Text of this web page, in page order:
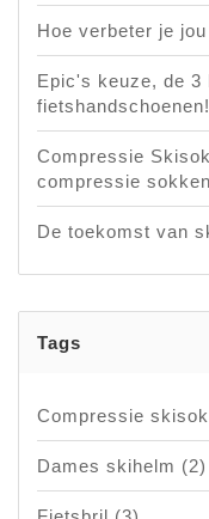
Hoe verbeter je
Epic's keuze, de 3
fietshandschoenen!
Compressie
compressie
De toekomst van
Tags
Compressie
Dames skihelm (2)